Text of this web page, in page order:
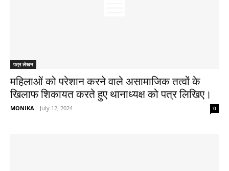
पत्र लेखन
महिलाओं को परेशान करने वाले असामाजिक तत्वों के
खिलाफ शिकायत करते हुए थानाध्यक्ष को पत्र लिखिए।
MONIKA - July 12, 2024 0